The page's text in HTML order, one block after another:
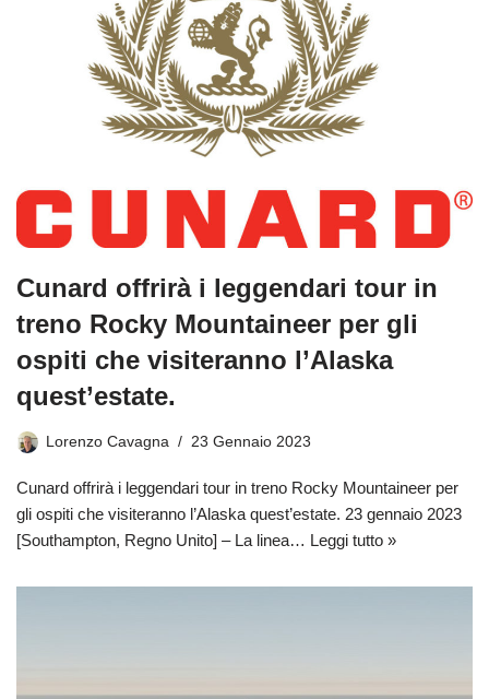
Cunard offrirà i leggendari tour in
treno Rocky Mountaineer per gli
ospiti che visiteranno l’Alaska
quest’estate.
Lorenzo Cavagna 23 Gennaio 2023
Cunard offrirà i leggendari tour in treno Rocky Mountaineer per
gli ospiti che visiteranno l’Alaska quest’estate. 23 gennaio 2023
[Southampton, Regno Unito] – La linea… Leggi tutto »